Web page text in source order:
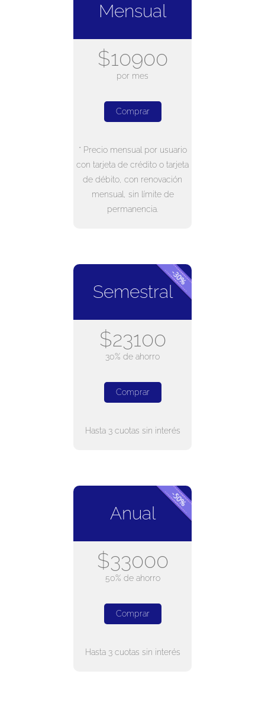
Mensual
$10900
por mes
Comprar
* Precio mensual por usuario
con tarjeta de crédito o tarjeta
de débito, con renovación
mensual, sin límite de
permanencia.
Semestral
$23100
30% de ahorro
Comprar
Hasta 3 cuotas sin interés
Anual
$33000
50% de ahorro
Comprar
Hasta 3 cuotas sin interés